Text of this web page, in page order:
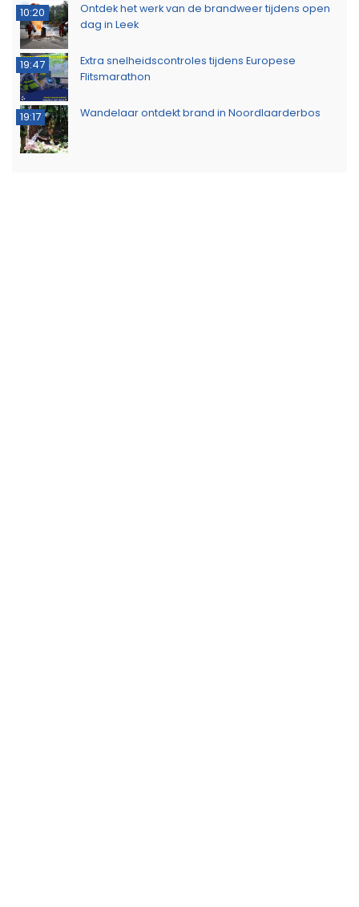
10:20
Ontdek het werk van de brandweer tijdens open
dag in Leek
19:47
Extra snelheidscontroles tijdens Europese
Flitsmarathon
19:17 Wandelaar ontdekt brand in Noordlaarderbos